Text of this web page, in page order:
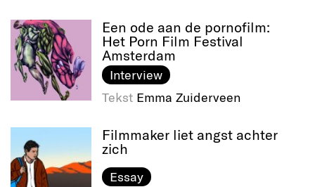
Een ode aan de pornofilm:
Het Porn Film Festival
Amsterdam
Interview
Tekst Emma Zuiderveen
Filmmaker liet angst achter
zich
Essay